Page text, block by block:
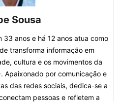
Sousa
33 anos e há 12 anos atua como
transforma informação em
cultura e os movimentos da
Apaixonado por comunicação e
das redes sociais, dedica-se a
pessoas e refletem a